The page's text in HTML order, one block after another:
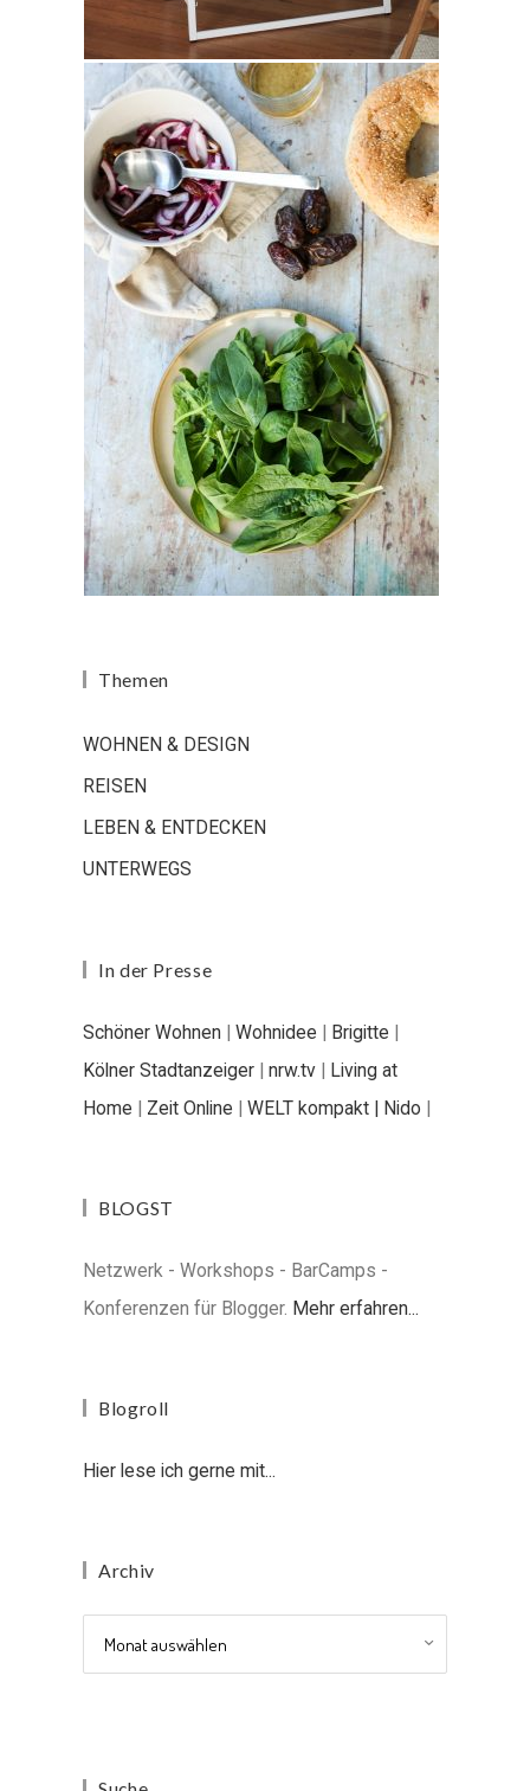
Themen
WOHNEN & DESIGN
REISEN
LEBEN & ENTDECKEN
UNTERWEGS
In der Presse
Schöner Wohnen | Wohnidee | Brigitte |
Kölner Stadtanzeiger | nrw.tv | Living at
Home | Zeit Online | WELT kompakt | Nido |
BLOGST
Netzwerk - Workshops - BarCamps -
Konferenzen für Blogger. Mehr erfahren...
Blogroll
Hier lese ich gerne mit...
Archiv